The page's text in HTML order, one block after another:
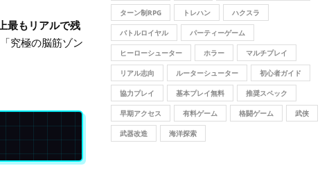
最もリアルで残
究極の脳筋ゾン
ターン制RPG トレハン ハクスラ
バトルロイヤル パーティーゲーム
ヒーローシューター ホラー マルチプレイ
リアル志向 ルーターシューター 初心者ガイド
協力プレイ 基本プレイ無料 推奨スペック
早期アクセス 有料ゲーム 格闘ゲーム 武侠
武器改造 海洋探索